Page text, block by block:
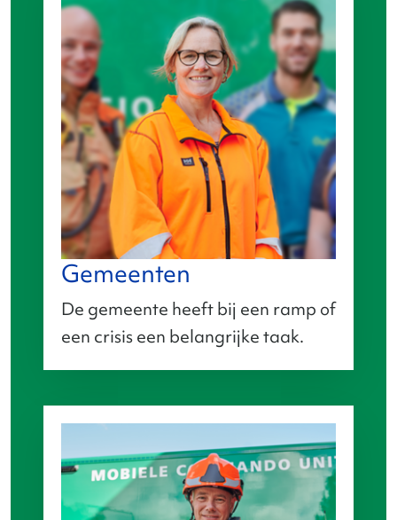
Gemeenten
De gemeente heeft bij een ramp of
een crisis een belangrijke taak.